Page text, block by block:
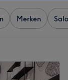
Merken